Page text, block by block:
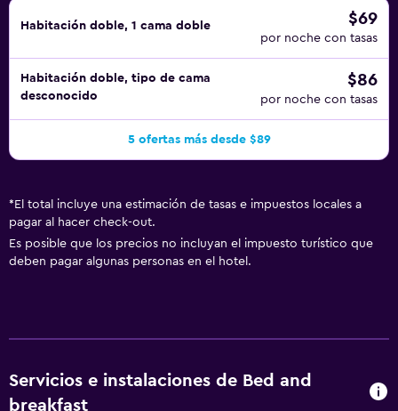
Habitación doble, 1 cama doble $69
por noche con tasas
Habitación doble, tipo de cama
desconocido
$86
por noche con tasas
5 ofertas más desde $89
* El total incluye una estimación de tasas e impuestos locales a
pagar al hacer check-out.
Es posible que los precios no incluyan el impuesto turístico que
deben pagar algunas personas en el hotel.
Servicios e instalaciones de Bed and
breakfast